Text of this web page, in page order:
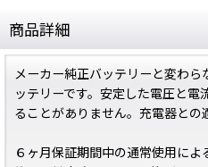
商品詳細
メーカー純正バッテリーと変わ
ッテリーです。安定した電圧と
ることがありません。充電器との
６ヶ月保証期間中の通常使用に